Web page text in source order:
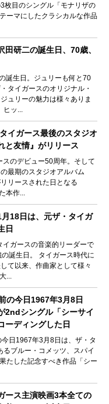
枚目のシングル「モナリザの
ーマにしたクラシカルな作品
研二の誕生日、70歳、
誕生日。ジュリーも何と70
タイガースのオリジナル・
ュリーの魅力は様々ありま
ヒッ...
イガース最後のスタジオ
と友情』がリリース
のデビュー50周年。そして
最期のスタジオアルバム
リースされた日となる
本作...
18日は、元ザ・タイガ
日
ガースの音楽的リーダーで
誕生日。 タイガース時代に
て以来、作曲家として様々
...
の今日1967年3月8日
2ndシングル「シーサイ
ーディングした日
日1967年3月8日は、ザ・タ
るブルー・コメッツ、スパイ
たした記念すべき作品「シー
ース主演映画3本全ての